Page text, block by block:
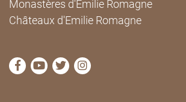
Monastères d'Emilie Romagne
Châteaux d'Emilie Romagne
Visitez la page Facebook de
Visitez la page YouTube de
Visitez la page Twitter
Visitez la page